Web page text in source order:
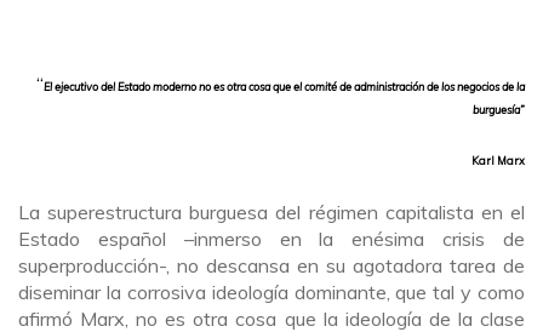
“El ejecutivo del Estado moderno no es otra cosa que el comité de administración de los negocios de la
burguesía”
Karl Marx
La superestructura burguesa del régimen capitalista en el
Estado español –inmerso en la enésima crisis de
superproducción-, no descansa en su agotadora tarea de
diseminar la corrosiva ideología dominante, que tal y como
afirmó Marx, no es otra cosa que la ideología de la clase